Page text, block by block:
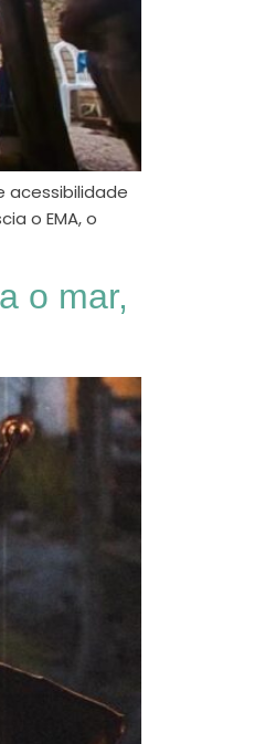
acessibilidade
o EMA, o
o mar,